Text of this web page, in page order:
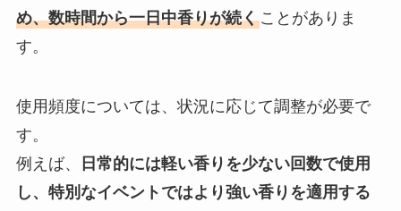
め、数時間から一日中香りが続くことがありま
す。
使用頻度については、状況に応じて調整が必要で
す。
例えば、
日常的には軽い香りを少ない回数で使用
し、特別なイベントではより強い香りを適用する